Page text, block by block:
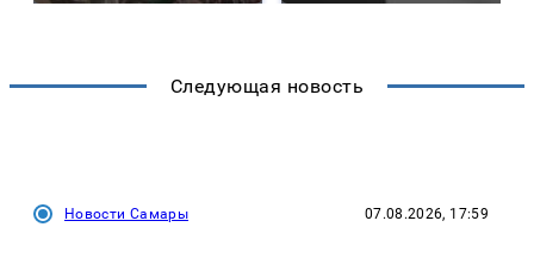
Следующая новость
Новости Самары 07.08.2026, 17:59